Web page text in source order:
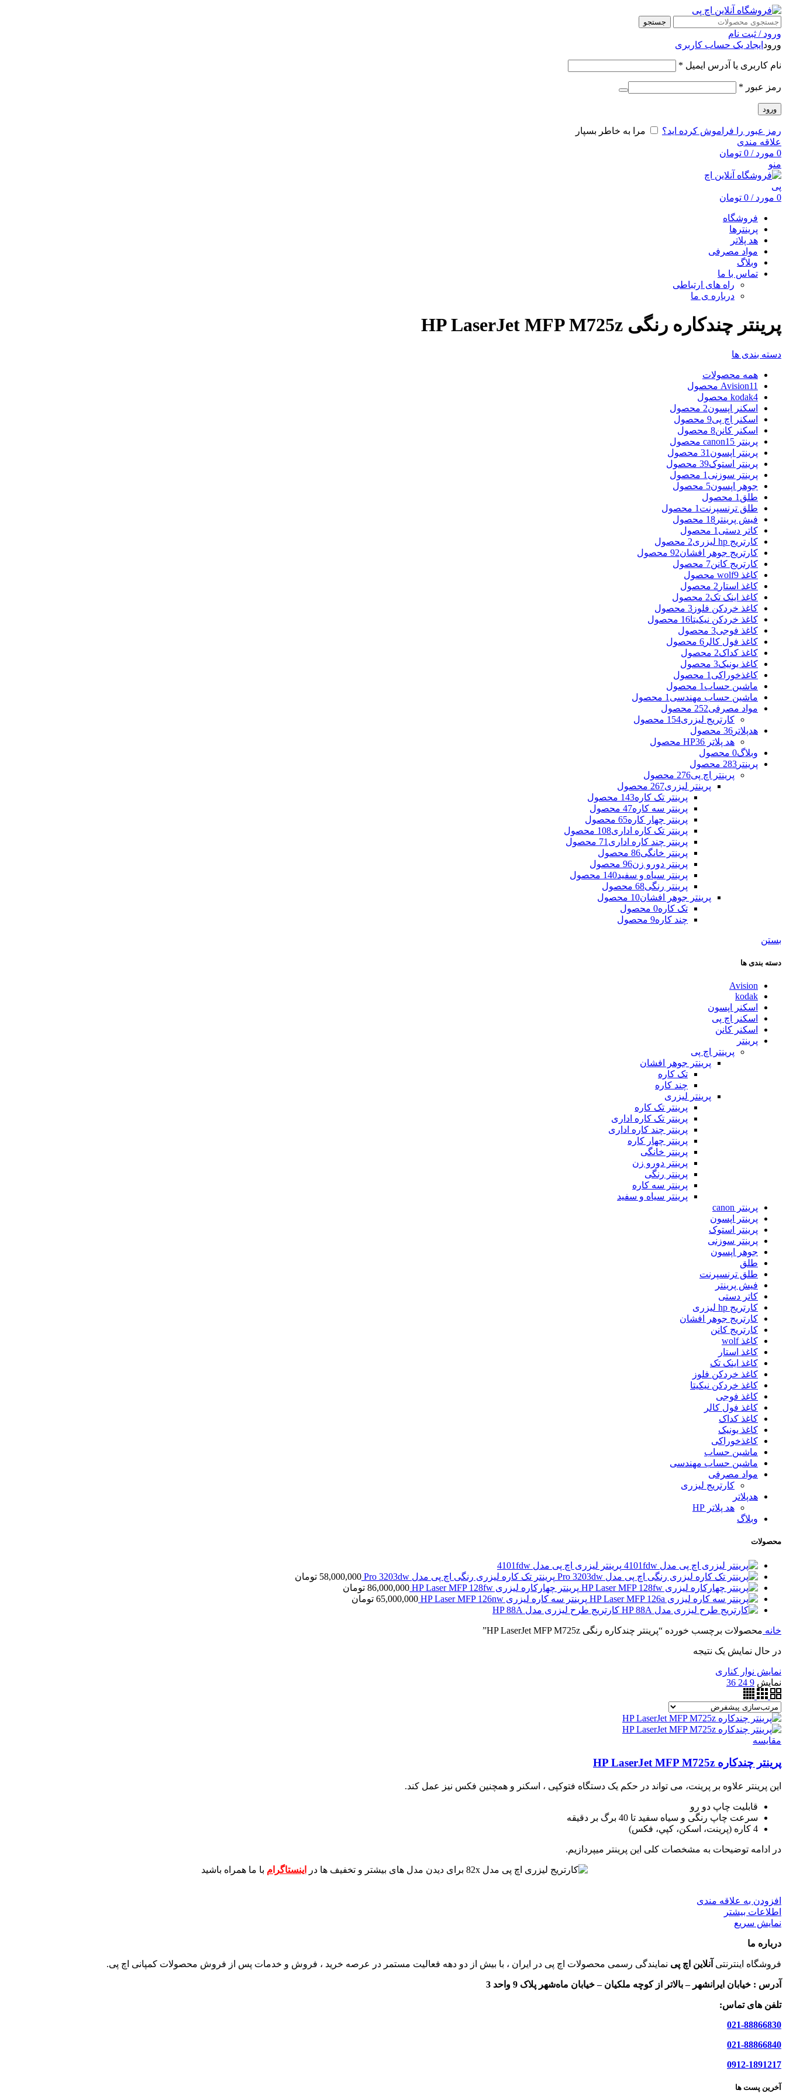
جستجو
ورود / ثبت نام
ورود ایجاد یک حساب کاربری
نام کاربری یا آدرس ایمیل *
رمز عبور *
ورود
رمز عبور را فراموش کرده اید؟
مرا به خاطر بسپار
علاقه مندی
0 مورد /
0 تومان
منو
0 مورد /
0 تومان
فروشگاه
پرینترها
هد پلاتر
مواد مصرفی
وبلاگ
تماس با ما
راه های ارتباطی
درباره ی ما
پرینتر چندکاره رنگی HP LaserJet MFP M725z
دسته بندی ها
همه محصولات
Avision11 محصول
kodak4 محصول
اسکنر اپسون2 محصول
اسکنر اچ پی9 محصول
اسکنر کانن8 محصول
پرینتر canon 15 محصول
پرینتر اپسون 31 محصول
پرینتر استوک39 محصول
پرینتر سوزنی 1 محصول
جوهر اپسون5 محصول
طلق 1 محصول
طلق ترنسپرنت 1 محصول
فیش پرینتر 18 محصول
کاتر دستی 1 محصول
کارتریج hp لیزری
2 محصول
کارتریج جوهر افشان92 محصول
کارتریج کانن7 محصول
کاغذ wolf 9 محصول
کاغذ استار 2 محصول
کاغذ اینک تک2 محصول
کاغذ خردکن فلوز 3 محصول
کاغذ خردکن نیکیتا16 محصول
کاغذ فوجی3 محصول
کاغذ فول کالر 6 محصول
کاغذ کداک2 محصول
کاغذ یونیک3 محصول
کاغذخوراکی 1 محصول
ماشین حساب 1 محصول
ماشین حساب مهندسی 1 محصول
مواد مصرفی252 محصول
کارتریج لیزری154 محصول
هدپلاتر 36 محصول
هد پلاتر HP 36 محصول
وبلاگ0 محصول
پرینتر 283 محصول
پرینتر اچ پی276 محصول
پرینتر لیزری267 محصول
پرینتر تک کاره143 محصول
پرینتر سه کاره47 محصول
پرینتر چهار کاره65 محصول
پرینتر تک کاره اداری108 محصول
پرینتر چند کاره اداری 71 محصول
پرینتر خانگی86 محصول
پرینتر دورو زن96 محصول
پرینتر سیاه و سفید140 محصول
پرینتر رنگی68 محصول
پرینتر جوهر افشان10 محصول
تک کاره0 محصول
چند کاره9 محصول
بستن
دسته بندی ها
Avision
kodak
اسکنر اپسون
اسکنر اچ پی
اسکنر کانن
پرینتر
پرینتر اچ پی
پرینتر جوهر افشان
تک کاره
چند کاره
پرینتر لیزری
پرینتر تک کاره
پرینتر تک کاره اداری
پرینتر چند کاره اداری
پرینتر چهار کاره
پرینتر خانگی
پرینتر دورو زن
پرینتر رنگی
پرینتر سه کاره
پرینتر سیاه و سفید
پرینتر canon
پرینتر اپسون
پرینتر استوک
پرینتر سوزنی
جوهر اپسون
طلق
طلق ترنسپرنت
فیش پرینتر
کاتر دستی
کارتریج hp لیزری
کارتریج جوهر افشان
کارتریج کانن
کاغذ wolf
کاغذ استار
کاغذ اینک تک
کاغذ خردکن فلوز
کاغذ خردکن نیکیتا
کاغذ فوجی
کاغذ فول کالر
کاغذ کداک
کاغذ یونیک
کاغذخوراکی
ماشین حساب
ماشین حساب مهندسی
مواد مصرفی
کارتریج لیزری
هدپلاتر
هد پلاتر HP
وبلاگ
محصولات
پرینتر لیزری اچ پی مدل 4101fdw
پرینتر تک کاره لیزری رنگی اچ پی مدل Pro 3203dw
58,000,000 تومان
پرینتر چهارکاره لیزری HP Laser MFP 128fw
86,000,000 تومان
پرینتر سه کاره لیزری HP Laser MFP 126nw
65,000,000 تومان
کارتریج طرح لیزری مدل HP 88A
خانه محصولات برچسب خورده “پرینتر چندکاره رنگی HP LaserJet MFP M725z”
در حال نمایش یک نتیجه
نمایش نوار کناری
نمایش 9
24
36
مقايسه
پرینتر چندکاره HP LaserJet MFP M725z
این پرینتر علاوه بر پرینت، می تواند در حکم یک دستگاه فتوکپی ، اسکنر و همچنین فکس نیز عمل کند.
قابلیت چاپ دو رو
سرعت چاپ رنگی و سیاه سفید تا 40 برگ بر دقیقه
4 کاره (پرينت، اسکن، کپي، فکس)
در ادامه توضیحات به مشخصات کلی این پرینتر میپردازیم.
برای دیدن مدل های بیشتر و تخفیف ها در اینستاگرام با ما همراه باشید
افزودن به علاقه مندی
اطلاعات بیشتر
نمایش سریع
درباره ما
فروشگاه اینترنتی آنلاین اچ پی نمایندگی رسمی محصولات اچ پی در ایران ، با بیش از دو دهه فعالیت مستمر در عرصه خرید ، فروش و خدمات پس از فروش محصولات کمپانی اچ پی.
آدرس : خیابان ایرانشهر – بالاتر از کوچه ملکیان – خیابان ماه‌شهر پلاک 9 واحد 3
تلفن های تماس:
021-88866830
021-88866840
0912-1891217
آخرین پست ها